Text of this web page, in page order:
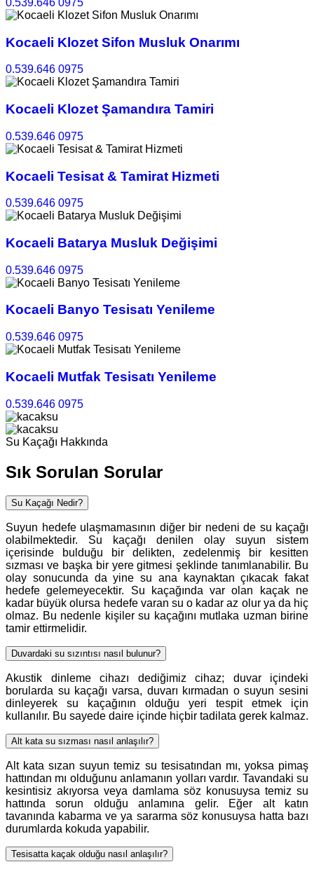
0.539.646 0975
Kocaeli Klozet Sifon Musluk Onarımı
0.539.646 0975
Kocaeli Klozet Şamandıra Tamiri
0.539.646 0975
Kocaeli Tesisat & Tamirat Hizmeti
0.539.646 0975
Kocaeli Batarya Musluk Değişimi
0.539.646 0975
Kocaeli Banyo Tesisatı Yenileme
0.539.646 0975
Kocaeli Mutfak Tesisatı Yenileme
0.539.646 0975
Su Kaçağı Hakkında
Sık Sorulan Sorular
Su Kaçağı Nedir?
Suyun hedefe ulaşmamasının diğer bir nedeni de su kaçağı
olabilmektedir. Su kaçağı denilen olay suyun sistem
içerisinde bulduğu bir delikten, zedelenmiş bir kesitten
sızması ve başka bir yere gitmesi şeklinde tanımlanabilir. Bu
olay sonucunda da yine su ana kaynaktan çıkacak fakat
hedefe gelemeyecektir. Su kaçağında var olan kaçak ne
kadar büyük olursa hedefe varan su o kadar az olur ya da hiç
olmaz. Bu nedenle kişiler su kaçağını mutlaka uzman birine
tamir ettirmelidir.
Duvardaki su sızıntısı nasıl bulunur?
Akustik dinleme cihazı dediğimiz cihaz; duvar içindeki
borularda su kaçağı varsa, duvarı kırmadan o suyun sesini
dinleyerek su kaçağının olduğu yeri tespit etmek için
kullanılır. Bu sayede daire içinde hiçbir tadilata gerek kalmaz.
Alt kata su sızması nasıl anlaşılır?
Alt kata sızan suyun temiz su tesisatından mı, yoksa pimaş
hattından mı olduğunu anlamanın yolları vardır. Tavandaki su
kesintisiz akıyorsa veya damlama söz konusuysa temiz su
hattında sorun olduğu anlamına gelir. Eğer alt katın
tavanında kabarma ve ya sararma söz konusuysa hatta bazı
durumlarda kokuda yapabilir.
Tesisatta kaçak olduğu nasıl anlaşılır?